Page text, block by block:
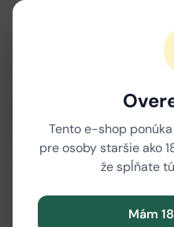
Tento e-shop
pre osoby staršie ako
že spĺňate
Mám
80 značiek